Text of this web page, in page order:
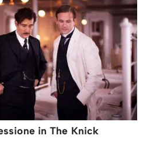
in The Knick